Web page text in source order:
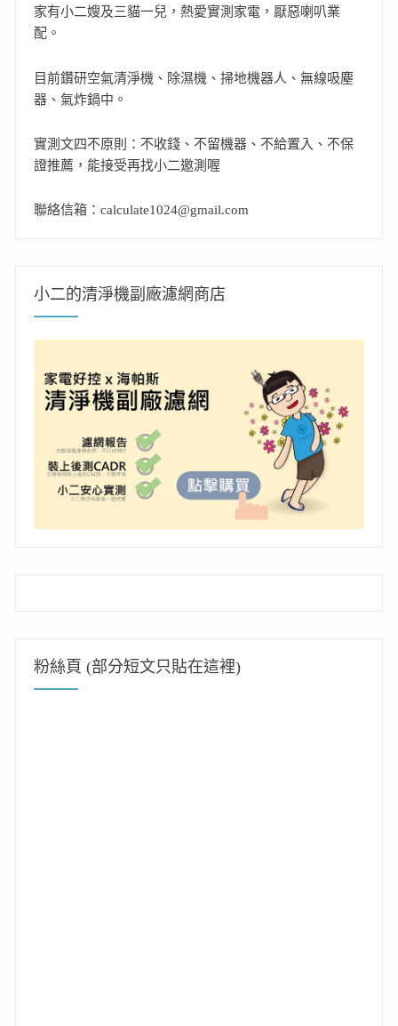
家有小二嫂及三貓一兒，熱愛實測家電，厭惡喇叭業
配。
目前鑽研空氣清淨機、除濕機、掃地機器人、無線吸塵
器、氣炸鍋中。
實測文四不原則：不收錢、不留機器、不給置入、不保
證推薦，能接受再找小二邀測喔
聯絡信箱：calculate1024@gmail.com
小二的清淨機副廠濾網商店
粉絲頁 (部分短文只貼在這裡)